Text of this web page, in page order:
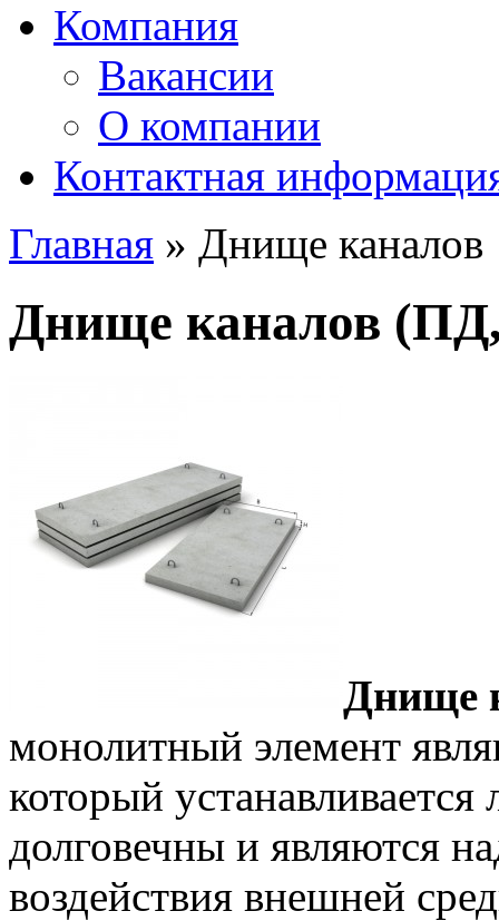
Компания
Вакансии
О компании
Контактная
Главная » Днище каналов
Днище каналов
Днище
монолитный элемент
который
долговечны и являются
воздействия внешней